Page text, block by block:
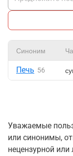
Синоним
Печь 56
Уважаемые
или синонимы,
нецензурной